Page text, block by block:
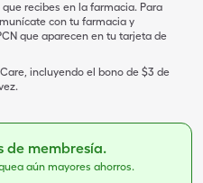
recibes en la farmacia. Para
con tu farmacia y
que aparecen en tu tarjeta de
incluyendo el bono de $3 de
de membresía.
aún mayores ahorros.